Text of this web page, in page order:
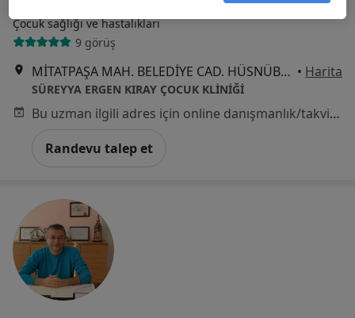
Çocuk sağlığı ve hastalıkları
9 görüş
MİTATPAŞA MAH. BELEDİYE CAD. HÜSNÜBEY İŞMERKEZİ NO: 126 KAT :2 DAİRE: 4, Salihli • Harita
SÜREYYA ERGEN KIRAY ÇOCUK KLİNİĞİ
Bu uzman ilgili adres için online danışmanlık/takvim sunmuyor.
Randevu talep et